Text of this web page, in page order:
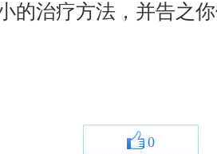
的治疗方法，并告之
0